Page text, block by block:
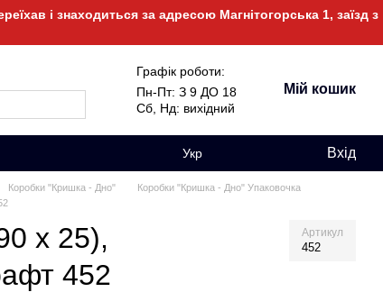
і знаходиться за адресою Магнітогорська 1, заїзд з
Графік роботи:
Пн-Пт: З 9 ДО 18
Сб, Нд: вихідний
Мій кошик
Укр Вхід
Коробки "Кришка - Дно"
Коробки "Кришка - Дно" Упаковочка
х 25),
452
Артикул
452